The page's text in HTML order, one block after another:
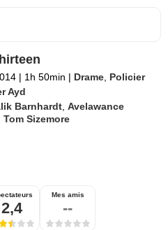
| 1h 50min | Drame Policier
Ayd
Barnhardt ,Avelawance
,Tom Sizemore
2,4
Mes amis
--